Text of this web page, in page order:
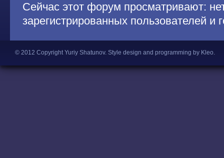
Сейчас этот форум просматривают:
зарегистрированных пользователей и
© 2012 Copyright Yuriy Shatunov. Style design and programming by Kleo.